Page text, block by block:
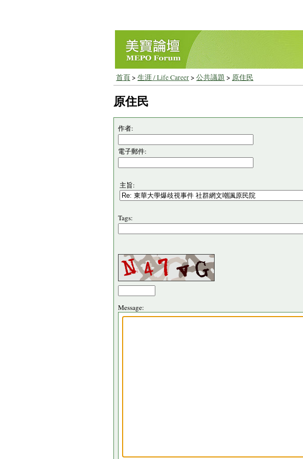
首頁> 生涯 / Life Career> 公共議題 > 原住民
原住民
作者:
電子郵件:
主旨:
Tags:
Message: